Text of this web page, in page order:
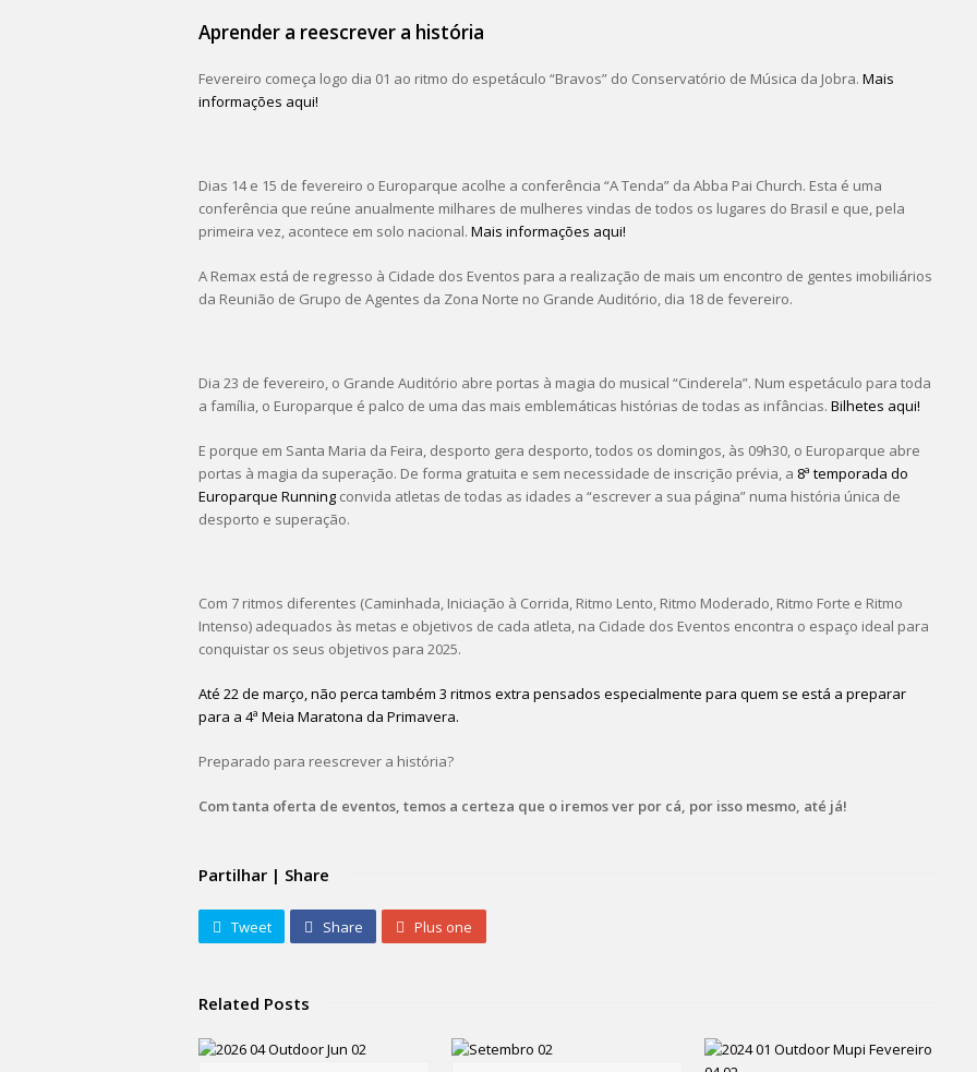
Aprender a reescrever a história
Fevereiro começa logo dia 01 ao ritmo do espetáculo “Bravos” do Conservatório de Música da Jobra. Mais
informações aqui!
Dias 14 e 15 de fevereiro o Europarque acolhe a conferência “A Tenda” da Abba Pai Church. Esta é uma
conferência que reúne anualmente milhares de mulheres vindas de todos os lugares do Brasil e que, pela
primeira vez, acontece em solo nacional. Mais informações aqui!
A Remax está de regresso à Cidade dos Eventos para a realização de mais um encontro de gentes imobiliários
da Reunião de Grupo de Agentes da Zona Norte no Grande Auditório, dia 18 de fevereiro.
Dia 23 de fevereiro, o Grande Auditório abre portas à magia do musical “Cinderela”. Num espetáculo para toda
a família, o Europarque é palco de uma das mais emblemáticas histórias de todas as infâncias. Bilhetes aqui!
E porque em Santa Maria da Feira, desporto gera desporto, todos os domingos, às 09h30, o Europarque abre
portas à magia da superação. De forma gratuita e sem necessidade de inscrição prévia, a 8ª temporada do
Europarque Running convida atletas de todas as idades a “escrever a sua página” numa história única de
desporto e superação.
Com 7 ritmos diferentes (Caminhada, Iniciação à Corrida, Ritmo Lento, Ritmo Moderado, Ritmo Forte e Ritmo
Intenso) adequados às metas e objetivos de cada atleta, na Cidade dos Eventos encontra o espaço ideal para
conquistar os seus objetivos para 2025.
Até 22 de março, não perca também 3 ritmos extra pensados especialmente para quem se está a preparar
para a 4ª Meia Maratona da Primavera.
Preparado para reescrever a história?
Com tanta oferta de eventos, temos a certeza que o iremos ver por cá, por isso mesmo, até já!
Partilhar | Share
Tweet Share Plus one
Related Posts